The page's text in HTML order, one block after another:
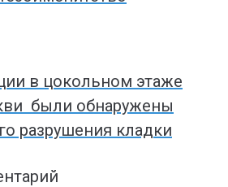
в цокольном этаже
были обнаружены
разрушения кладки